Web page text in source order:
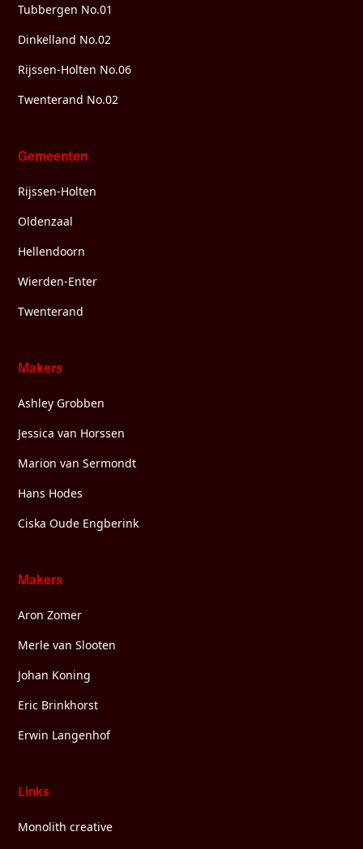
Tubbergen No.01
Dinkelland No.02
Rijssen-Holten No.06
Twenterand No.02
Gemeenten
Rijssen-Holten
Oldenzaal
Hellendoorn
Wierden-Enter
Twenterand
Makers
Ashley Grobben
Jessica van Horssen
Marion van Sermondt
Hans Hodes
Ciska Oude Engberink
Makers
Aron Zomer
Merle van Slooten
Johan Koning
Eric Brinkhorst
Erwin Langenhof
Links
Monolith creative